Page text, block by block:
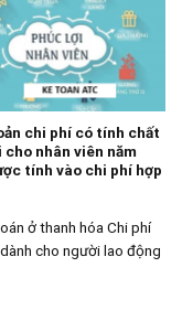
chi phí có tính chất
cho nhân viên năm
tính vào chi phí hợp
ở thanh hóa Chi phí
cho người lao động